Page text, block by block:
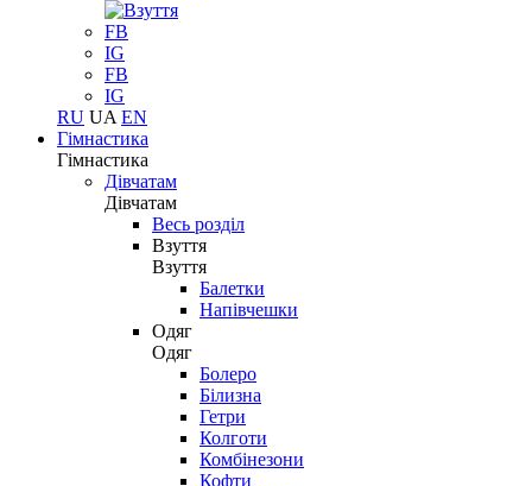
FB
IG
FB
IG
RU UA EN
Гімнастика
Гімнастика
Дівчатам
Дівчатам
Весь розділ
Взуття
Взуття
Балетки
Напівчешки
Одяг
Одяг
Болеро
Білизна
Гетри
Колготи
Комбінезони
Кофти